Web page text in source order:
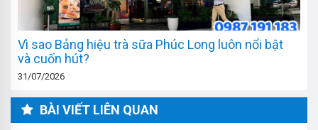
Vì sao Bảng hiệu trà sữa Phúc Long luôn nổi bật
và cuốn hút?
31/07/2026
BÀI VIẾT LIÊN QUAN